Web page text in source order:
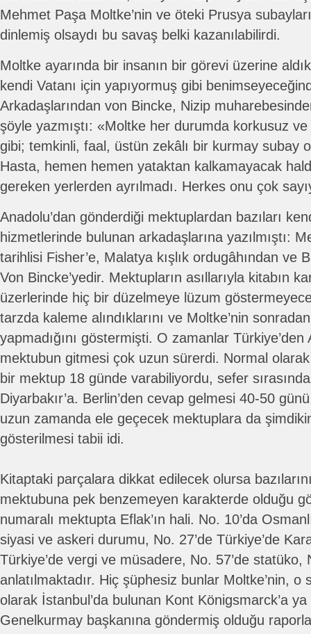
Mehmet Paşa Moltke’nin ve öteki Prusya
dinlemiş olsaydı bu savaş belki kazanılabilirdi.
Moltke ayarında bir insanın bir görevi üzerine
kendi Vatanı için yapıyormuş gibi
Arkadaşlarından von Bincke, Nizip
şöyle yazmıştı: «Moltke her durumda korkusuz
gibi; temkinli, faal, üstün zekâlı bir kurmay subay
Hasta, hemen hemen yataktan kalkamayacak
gereken yerlerden ayrılmadı. Herkes onu çok
Anadolu’dan gönderdiği mektuplardan bazıları
hizmetlerinde bulunan arkadaşlarına yazılmıştı:
tarihlisi Fisher’e, Malatya kışlık ordugâhından ve
Von Bincke’yedir. Mektupların asıllarıyla kitabın
üzerlerinde hiç bir düzelmeye lüzum
tarzda kaleme alındıklarını ve Moltke’nin
yapmadığını göstermişti. O zamanlar Türkiye’den
mektubun gitmesi çok uzun sürerdi. Normal olarak
bir mektup 18 günde varabiliyordu, sefer
Diyarbakır’a. Berlin’den cevap gelmesi 40-50
uzun zamanda ele geçecek mektuplara da
gösterilmesi tabii idi.
Kitaptaki parçalara dikkat edilecek olursa
mektubuna pek benzemeyen karakterde olduğu
numaralı mektupta Eflak’ın hali. No. 10’da
siyasi ve askeri durumu, No. 27’de Türkiye’de
Türkiye’de vergi ve müsadere, No. 57’de statüko,
anlatılmaktadır. Hiç şüphesiz bunlar Moltke’nin, o
olarak İstanbul’da bulunan Kont Königsmarck’a
Genelkurmay başkanına göndermiş olduğu